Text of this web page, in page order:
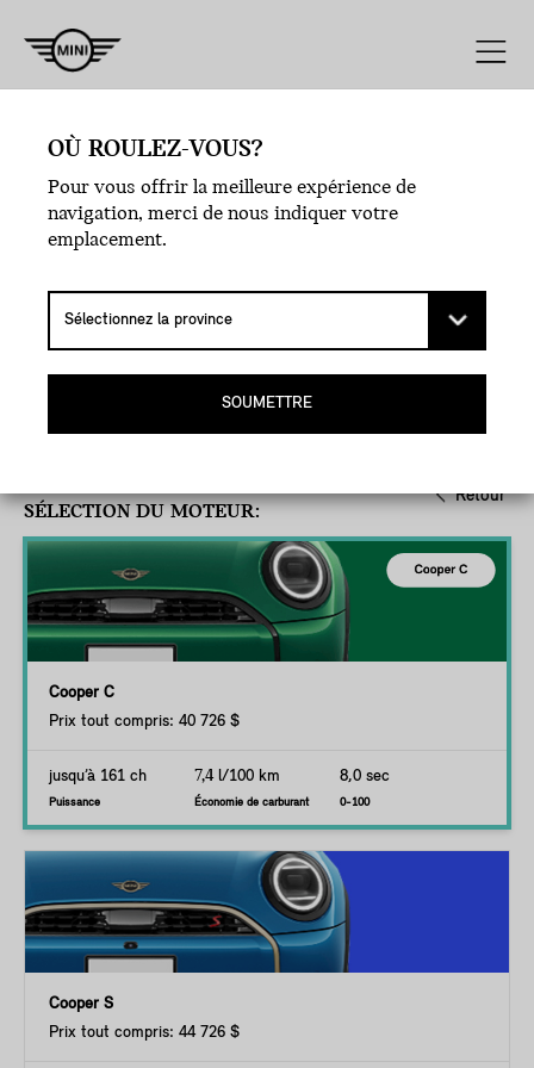
Retour
SÉLECTION DU MOTEUR:
Cooper C
Prix tout compris: 40 726 $
jusqu’à 161 ch
Puissance
7,4l/100 km
Économie de carburant
8,0 sec
0-100
Cooper S
Prix tout compris: 44 726 $
OÙ ROULEZ-VOUS?
Pour vous offrir la meilleure expérience de
navigation, merci de nous indiquer votre
emplacement.
SOUMETTRE